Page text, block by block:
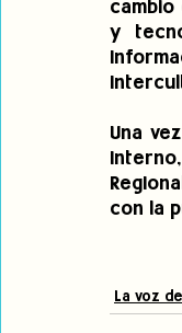
y
Una
con la
La voz